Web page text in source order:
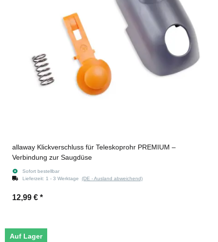
allaway Klickverschluss für Teleskoprohr PREMIUM –
Verbindung zur Saugdüse
Sofort bestellbar
Lieferzeit: 1 - 3 Werktage (DE - Ausland abweichend)
12,99 € *
Auf Lager